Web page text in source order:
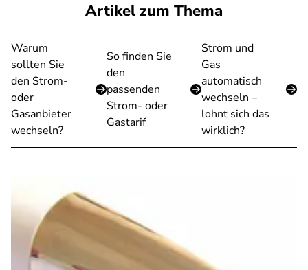
Artikel zum Thema
Warum
sollten Sie
den Strom-
oder
Gasanbieter
wechseln?
So finden Sie
den
passenden
Strom- oder
Gastarif
Strom und
Gas
automatisch
wechseln –
lohnt sich das
wirklich?